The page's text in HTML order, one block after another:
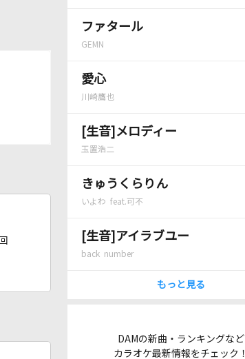
ファタール
GEMN
愛心
川崎鷹也
[生音]メロディー
玉置浩二
きゅうくらりん
いよわ feat.可不
[生音]アイラブユー
back number
もっと見る
DAMの新曲・ランキングなど
カラオケ最新情報をチェック！
回